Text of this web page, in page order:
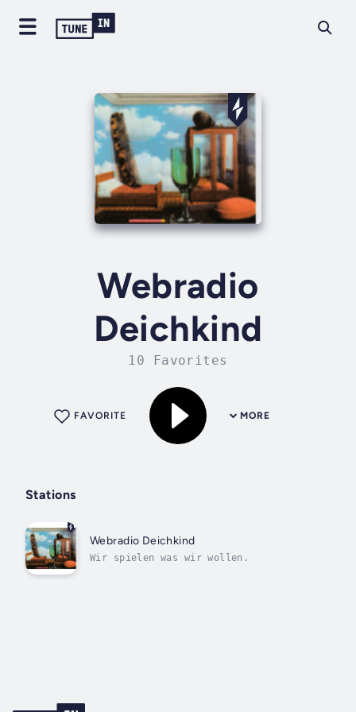
Webradio
Deichkind
10 Favorites
MORE
FAVORITE
Stations
Webradio Deichkind
Wir spielen was wir wollen.